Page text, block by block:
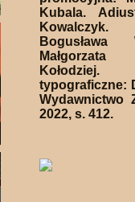
Kubala.
Bogusława
Małgorzata
Kołodziej.
typograficzne:
Wydawnictwo
2022, s. 412.